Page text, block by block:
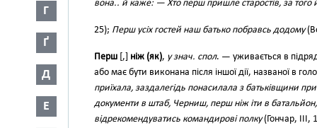
Г
Ґ
Д
Е
вона.. й каже: — Хто перш пришле старостів, за того
25); Перш усіх гостей наш батько побравсь додому
Перш [,] ніж (як), у знач. спол. — уживається в
або має бути виконана після іншої дії, названої в
приїхала, заздалегідь понасилала з батьківщини
документи в штаб, Черниш, перш ніж іти в
відрекомендуватись командирові полку(Гончар, III,